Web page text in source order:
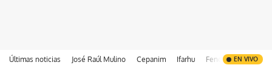
Últimas noticias José Raúl Mulino Cepanim Ifarhu Fenómeno de El
EN VIVO